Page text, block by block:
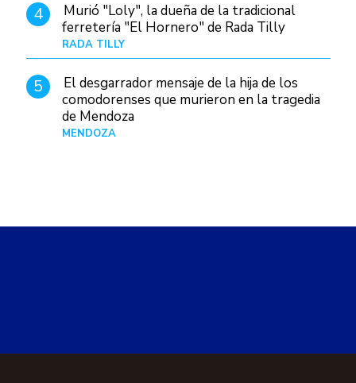
4
Murió "Loly", la dueña de la tradicional
ferretería "El Hornero" de Rada Tilly
RADA TILLY
5
El desgarrador mensaje de la hija de los
comodorenses que murieron en la tragedia
de Mendoza
MENDOZA